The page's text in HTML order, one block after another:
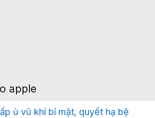
apple
ủ vũ khí bí mật, quyết hạ bệ